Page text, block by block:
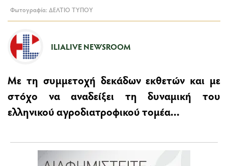
Φωτογραφία: ΔΕΛΤΙΟ ΤΥΠΟΥ
ILIALIVE NEWSROOM
Με τη συμμετοχή δεκάδων εκθετών και με
στόχο να αναδείξει τη δυναμική του
ελληνικού αγροδιατροφικού τομέα...